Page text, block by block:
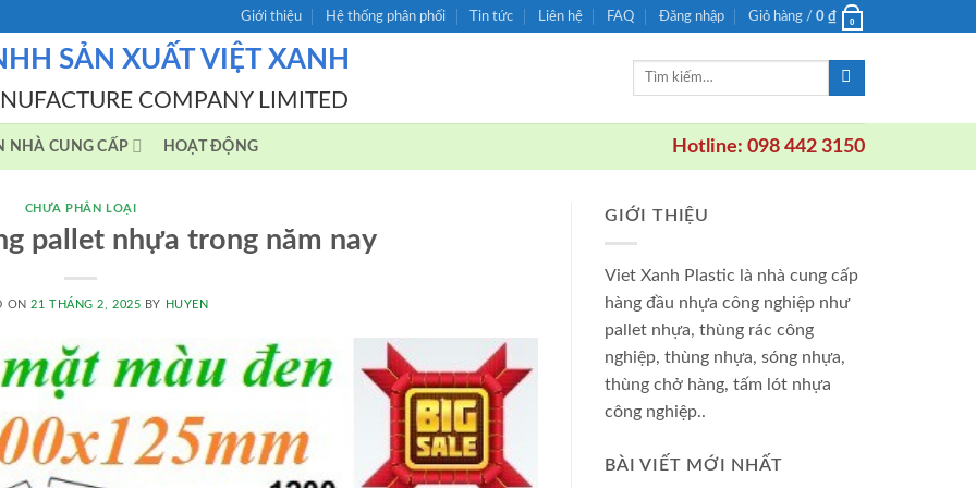
Giới thiệu Hệ thống phân phối Tin tức Liên hệ FAQ Đăng nhập Giỏ hàng / 0 ₫ 0
SẢN XUẤT VIỆT XANH
COMPANY LIMITED
Tìm
NHÀ CUNG CẤP HOẠT ĐỘNG Hotline: 098 442 3150
CHƯA PHÂN LOẠI
pallet nhựa trong năm nay
ON21 THÁNG 2, 2025 BY HUYEN
GIỚI THIỆU
Viet Xanh Plastic là nhà cung cấp
hàng đầu nhựa công nghiệp như
pallet nhựa, thùng rác công
nghiệp, thùng nhựa, sóng nhựa,
thùng chở hàng, tấm lót nhựa
công nghiệp..
BÀI VIẾT MỚI NHẤT